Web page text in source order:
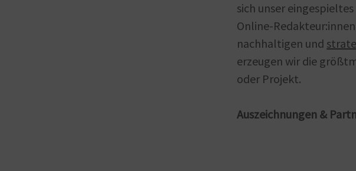
sich unser
Online-
nachhaltigen und
erzeugen wir die
oder Projekt.
Auszeichnungen &